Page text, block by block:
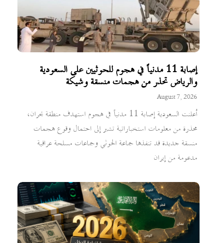
إصابة 11 مدنياً في هجوم للحوثيين على السعودية
والرياض تحذر من هجمات منسقة وشيكة
August 7, 2026
أعلنت السعودية إصابة 11 مدنياً في هجوم استهدف منطقة نجران،
محذرة من معلومات استخباراتية تشير إلى احتمال وقوع هجمات
منسقة جديدة قد تنفذها جماعة الحوثي وجماعات مسلحة عراقية
مدعومة من إيران